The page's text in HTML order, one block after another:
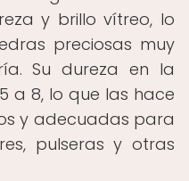
y brillo vítreo, lo
preciosas muy
Su dureza en la
a 8, lo que las hace
y adecuadas para
pulseras y otras